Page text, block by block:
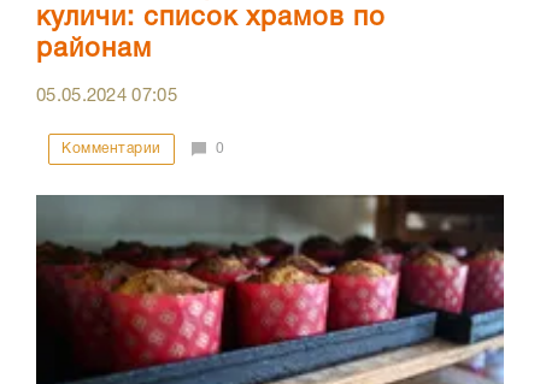
куличи: список храмов по
районам
05.05.202407:05
Комментарии 0